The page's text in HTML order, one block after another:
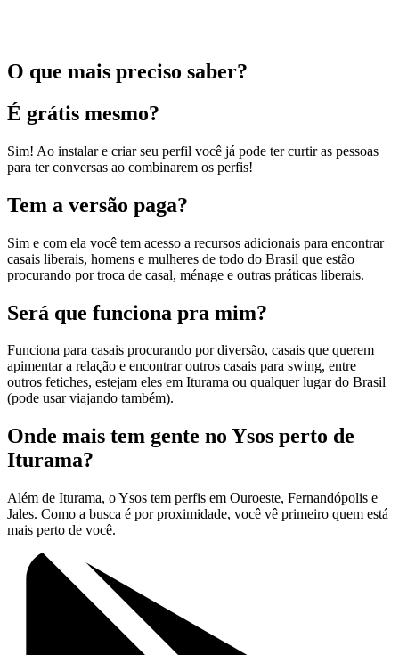
O que mais preciso saber?
É grátis mesmo?
Sim! Ao instalar e criar seu perfil você já pode ter curtir as pessoas
para ter conversas ao combinarem os perfis!
Tem a versão paga?
Sim e com ela você tem acesso a recursos adicionais para encontrar
casais liberais, homens e mulheres de todo do Brasil que estão
procurando por troca de casal, ménage e outras práticas liberais.
Será que funciona pra mim?
Funciona para casais procurando por diversão, casais que querem
apimentar a relação e encontrar outros casais para swing, entre
outros fetiches, estejam eles em Iturama ou qualquer lugar do Brasil
(pode usar viajando também).
Onde mais tem gente no Ysos perto de
Iturama?
Além de Iturama, o Ysos tem perfis em Ouroeste, Fernandópolis e
Jales. Como a busca é por proximidade, você vê primeiro quem está
mais perto de você.